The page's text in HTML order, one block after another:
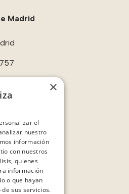
Madrid
×
el
nuestro
información
con nuestros
quienes
información
o que hayan
sus servicios.